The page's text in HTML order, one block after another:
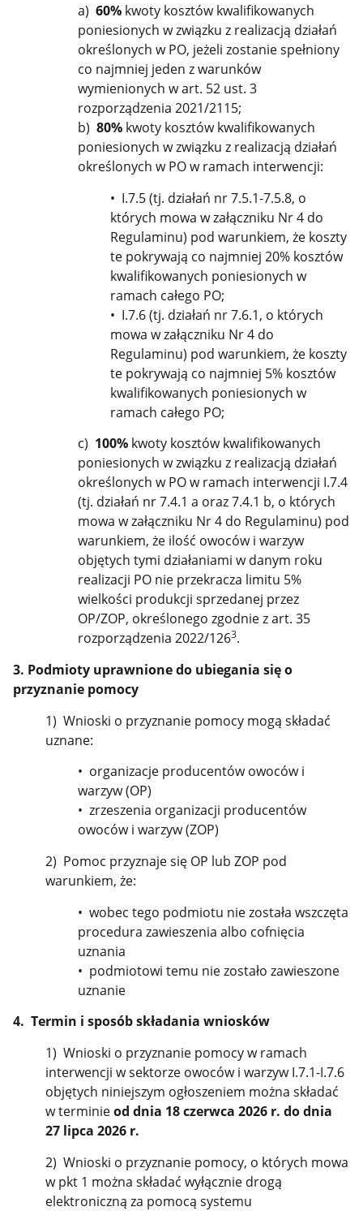
a)60% kwoty kosztów kwalifikowanych
poniesionych w związku z realizacją działań
określonych w PO, jeżeli zostanie spełniony
co najmniej jeden z warunków
wymienionych w art. 52 ust. 3
rozporządzenia 2021/2115;
b) 80% kwoty kosztów kwalifikowanych
poniesionych w związku z realizacją działań
określonych w PO w ramach interwencji:
• I.7.5 (tj. działań nr 7.5.1-7.5.8, o
których mowa w załączniku Nr 4 do
Regulaminu) pod warunkiem, że koszty
te pokrywają co najmniej 20% kosztów
kwalifikowanych poniesionych w
ramach całego PO;
• I.7.6 (tj. działań nr 7.6.1, o których
mowa w załączniku Nr 4 do
Regulaminu) pod warunkiem, że koszty
te pokrywają co najmniej 5% kosztów
kwalifikowanych poniesionych w
ramach całego PO;
c) 100% kwoty kosztów kwalifikowanych
poniesionych w związku z realizacją działań
określonych w PO w ramach interwencji I.7.4
(tj. działań nr 7.4.1 a oraz 7.4.1 b, o których
mowa w załączniku Nr 4 do Regulaminu) pod
warunkiem, że ilość owoców i warzyw
objętych tymi działaniami w danym roku
realizacji PO nie przekracza limitu 5%
wielkości produkcji sprzedanej przez
OP/ZOP, określonego zgodnie z art. 35
rozporządzenia 2022/1263.
3. Podmioty uprawnione do ubiegania się o
przyznanie pomocy
1) Wnioski o przyznanie pomocy mogą składać
uznane:
• organizacje producentów owoców i
warzyw (OP)
• zrzeszenia organizacji producentów
owoców i warzyw (ZOP)
2) Pomoc przyznaje się OP lub ZOP pod
warunkiem, że:
• wobec tego podmiotu nie została wszczęta
procedura zawieszenia albo cofnięcia
uznania
• podmiotowi temu nie zostało zawieszone
uznanie
4. Termin i sposób składania wniosków
1) Wnioski o przyznanie pomocy w ramach
interwencji w sektorze owoców i warzyw I.7.1-I.7.6
objętych niniejszym ogłoszeniem można składać
w terminieod dnia 18 czerwca 2026 r. do dnia
27 lipca 2026 r.
2) Wnioski o przyznanie pomocy, o których mowa
w pkt 1 można składać wyłącznie drogą
elektroniczną za pomocą systemu